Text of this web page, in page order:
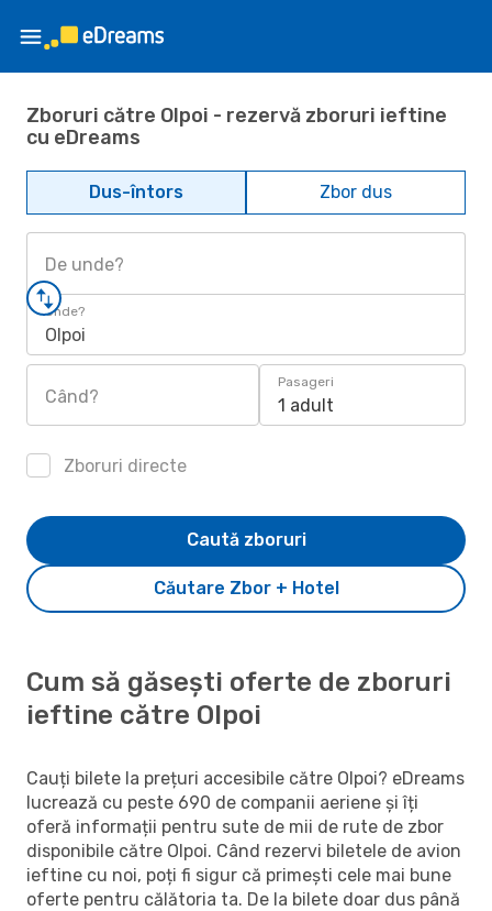
Zboruri către Olpoi - rezervă zboruri ieftine
cu eDreams
Dus-întors Zbor dus
De unde?
Unde?
Olpoi
Când?
Pasageri
1 adult
Zboruri directe
Căutare Zbor + Hotel
Caută zboruri
Cum să găsești oferte de zboruri
ieftine către Olpoi
Cauți bilete la prețuri accesibile către Olpoi? eDreams
lucrează cu peste 690 de companii aeriene și îți
oferă informații pentru sute de mii de rute de zbor
disponibile către Olpoi. Când rezervi biletele de avion
ieftine cu noi, poți fi sigur că primești cele mai bune
oferte pentru călătoria ta. De la bilete doar dus până